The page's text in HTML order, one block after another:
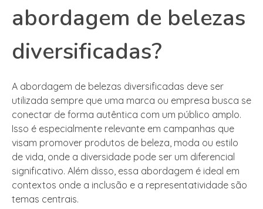
abordagem de belezas
diversificadas?
A abordagem de belezas diversificadas deve ser
utilizada sempre que uma marca ou empresa busca se
conectar de forma autêntica com um público amplo.
Isso é especialmente relevante em campanhas que
visam promover produtos de beleza, moda ou estilo
de vida, onde a diversidade pode ser um diferencial
significativo. Além disso, essa abordagem é ideal em
contextos onde a inclusão e a representatividade são
temas centrais.